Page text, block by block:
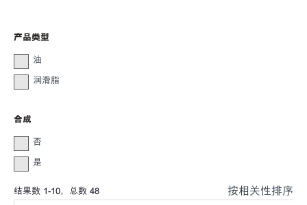
产品类型
油
润滑脂
合成
否
是
结果数 1-10，总数 48 按相关性排序